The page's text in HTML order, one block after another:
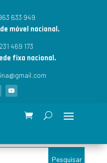
633 949
móvel nacional.
231 469 173
fixa nacional.